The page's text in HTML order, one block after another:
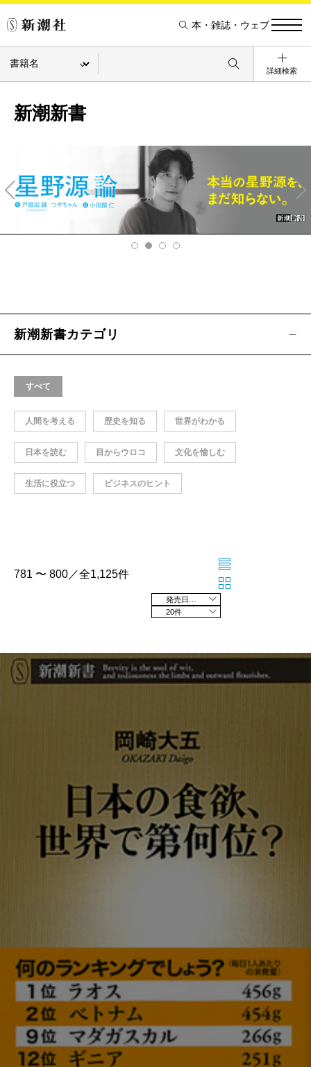
本・雑誌・ウェブ
詳細検索
新潮新書
v
Ne
xt
新潮新書カテゴリ
すべて
人間を考える 歴史を知る 世界がわかる
日本を読む 目からウロコ 文化を愉しむ
生活に役立つ ビジネスのヒント
781 〜 800／全1,125件
20件